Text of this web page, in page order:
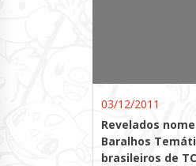
03/12/2011
Revelados
Baralhos
brasileiros de